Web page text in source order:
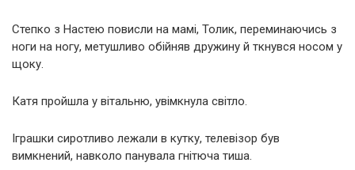
Степко з Настею повисли на мамі, Толик, переминаючись з
ноги на ногу, метушливо обійняв дружину й ткнувся носом у
щоку.
Катя пройшла у вітальню, увімкнула світло.
Іграшки сиротливо лежали в кутку, телевізор був
вимкнений, навколо панувала гнітюча тиша.